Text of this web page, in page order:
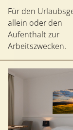
Für den
allein oder den
Aufenthalt zur
Arbeitszwecken.